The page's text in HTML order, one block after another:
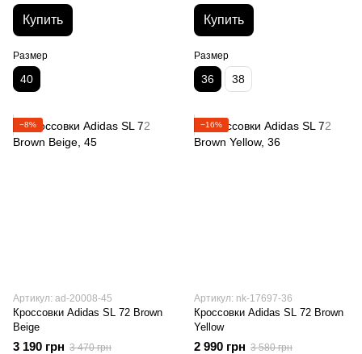
Купить
Размер
40
Купить
Размер
36 38
−8%
Артикул: ad-20008-45
Кроссовки Adidas SL 72 Brown
Beige
3 190 грн 3 470 грн
−16%
Артикул: nk-17697-36
Кроссовки Adidas SL 72 Brown
Yellow
2 990 грн 3 580 грн